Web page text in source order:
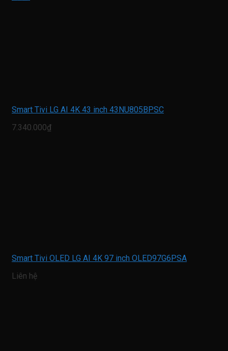
Smart Tivi LG AI 4K 43 inch 43NU805BPSC
7.340.000₫
Smart Tivi OLED LG AI 4K 97 inch OLED97G6PSA
Liên hệ